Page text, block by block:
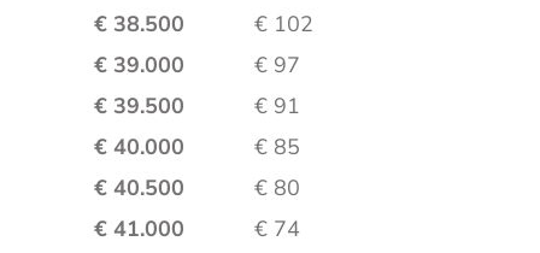
€ 38.500
€ 102
€ 39.000
€ 97
€ 39.500
€ 91
€ 40.000
€ 85
€ 40.500
€ 80
€ 41.000
€ 74